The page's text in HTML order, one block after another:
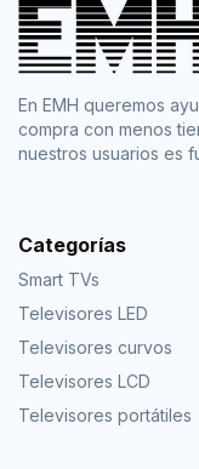
En EMH queremos
compra con menos
nuestros usuarios es
Categorías
Smart TVs
Televisores LED
Televisores curvos
Televisores LCD
Televisores portátiles